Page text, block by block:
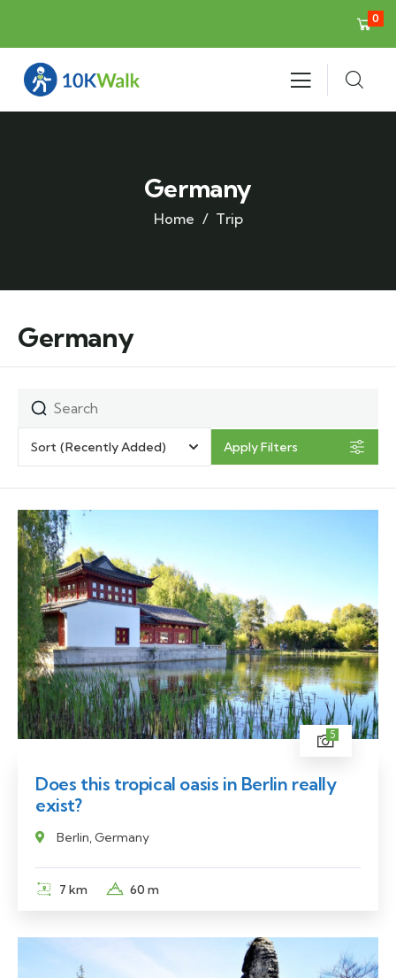
0
Germany
Home Trip
Germany
Sort (Recently Added) Apply Filters
5
Does this tropical oasis in Berlin really
exist?
Berlin, Germany
7 km 60 m